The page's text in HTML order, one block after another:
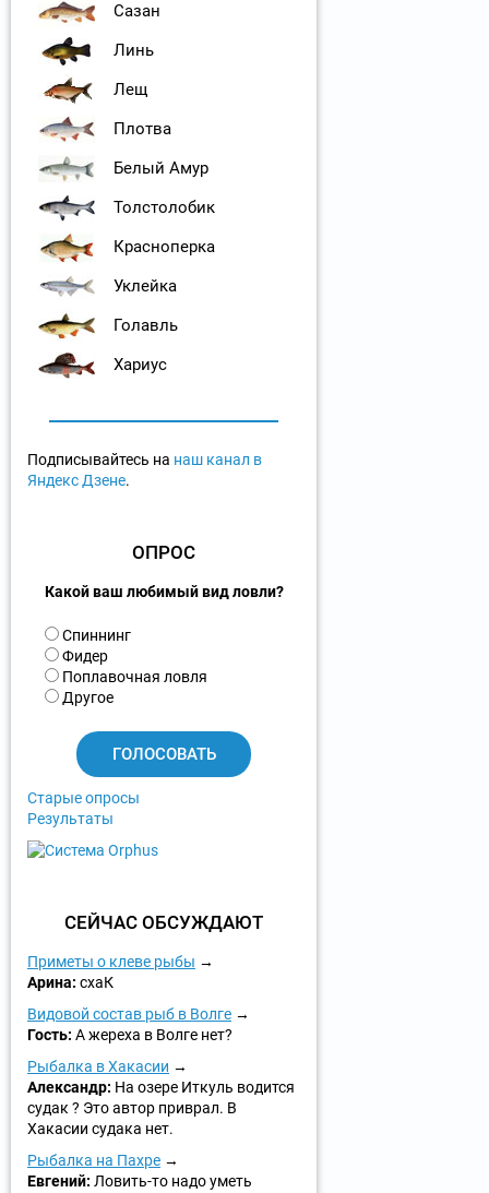
Сазан
Линь
Лещ
Плотва
Белый Амур
Толстолобик
Красноперка
Уклейка
Голавль
Хариус
Подписывайтесь на наш канал в
Яндекс Дзене.
ОПРОС
Какой ваш любимый вид ловли?
В
а
р
и
Спиннинг
Фидер
Поплавочная ловля
Другое
Старые опросы
Результаты
СЕЙЧАС ОБСУЖДАЮТ
Приметы о клеве рыбы
Арина: схаК
Видовой состав рыб в Волге
Гость: А жереха в Волге нет?
Рыбалка в Хакасии
Александр: На озере Иткуль водится
судак ? Это автор приврал. В
Хакасии судака нет.
Рыбалка на Пахре
Евгений: Ловить-то надо уметь